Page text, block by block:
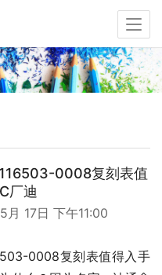
0008复刻表值
厂迪
月 17日 下午11:00
0008复刻表值得入手